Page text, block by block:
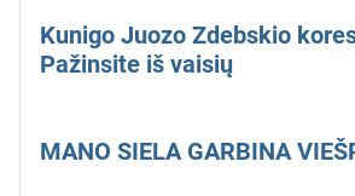
Kunigo Juozo Zdebskio
Pažinsite iš vaisių
MANO SIELA GARBINA